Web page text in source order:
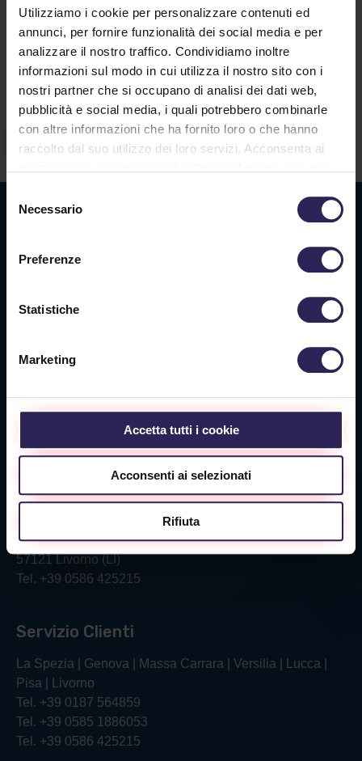
Utilizziamo i cookie per personalizzare contenuti ed
annunci, per fornire funzionalità dei social media e per
analizzare il nostro traffico. Condividiamo inoltre
informazioni sul modo in cui utilizza il nostro sito con i
nostri partner che si occupano di analisi dei dati web,
pubblicità e social media, i quali potrebbero combinarle
con altre informazioni che ha fornito loro o che hanno
raccolto dal suo utilizzo dei loro servizi. Acconsenta ai
delNecessario
Preferenze
Statistiche
Marketing
Accetta tutti i cookie
Acconsenti ai selezionati
Rifiuta
Lavora con noi
Contatti
Sede La Spezia
19136 La Spezia (SP)
Tel. +39 0187 564 859
Via Aurelia Ovest 349
54100 Massa (MS)
Tel. +39 0585 1886053
Sede Livorno
Via Verga, 26/28
57121 Livorno (LI)
Tel. +39 0586 425215
Servizio Clienti
La Spezia | Genova | Massa Carrara | Versilia | Lucca |
Pisa | Livorno
Tel. +39 0187 564859
Tel. +39 0585 1886053
Tel. +39 0586 425215